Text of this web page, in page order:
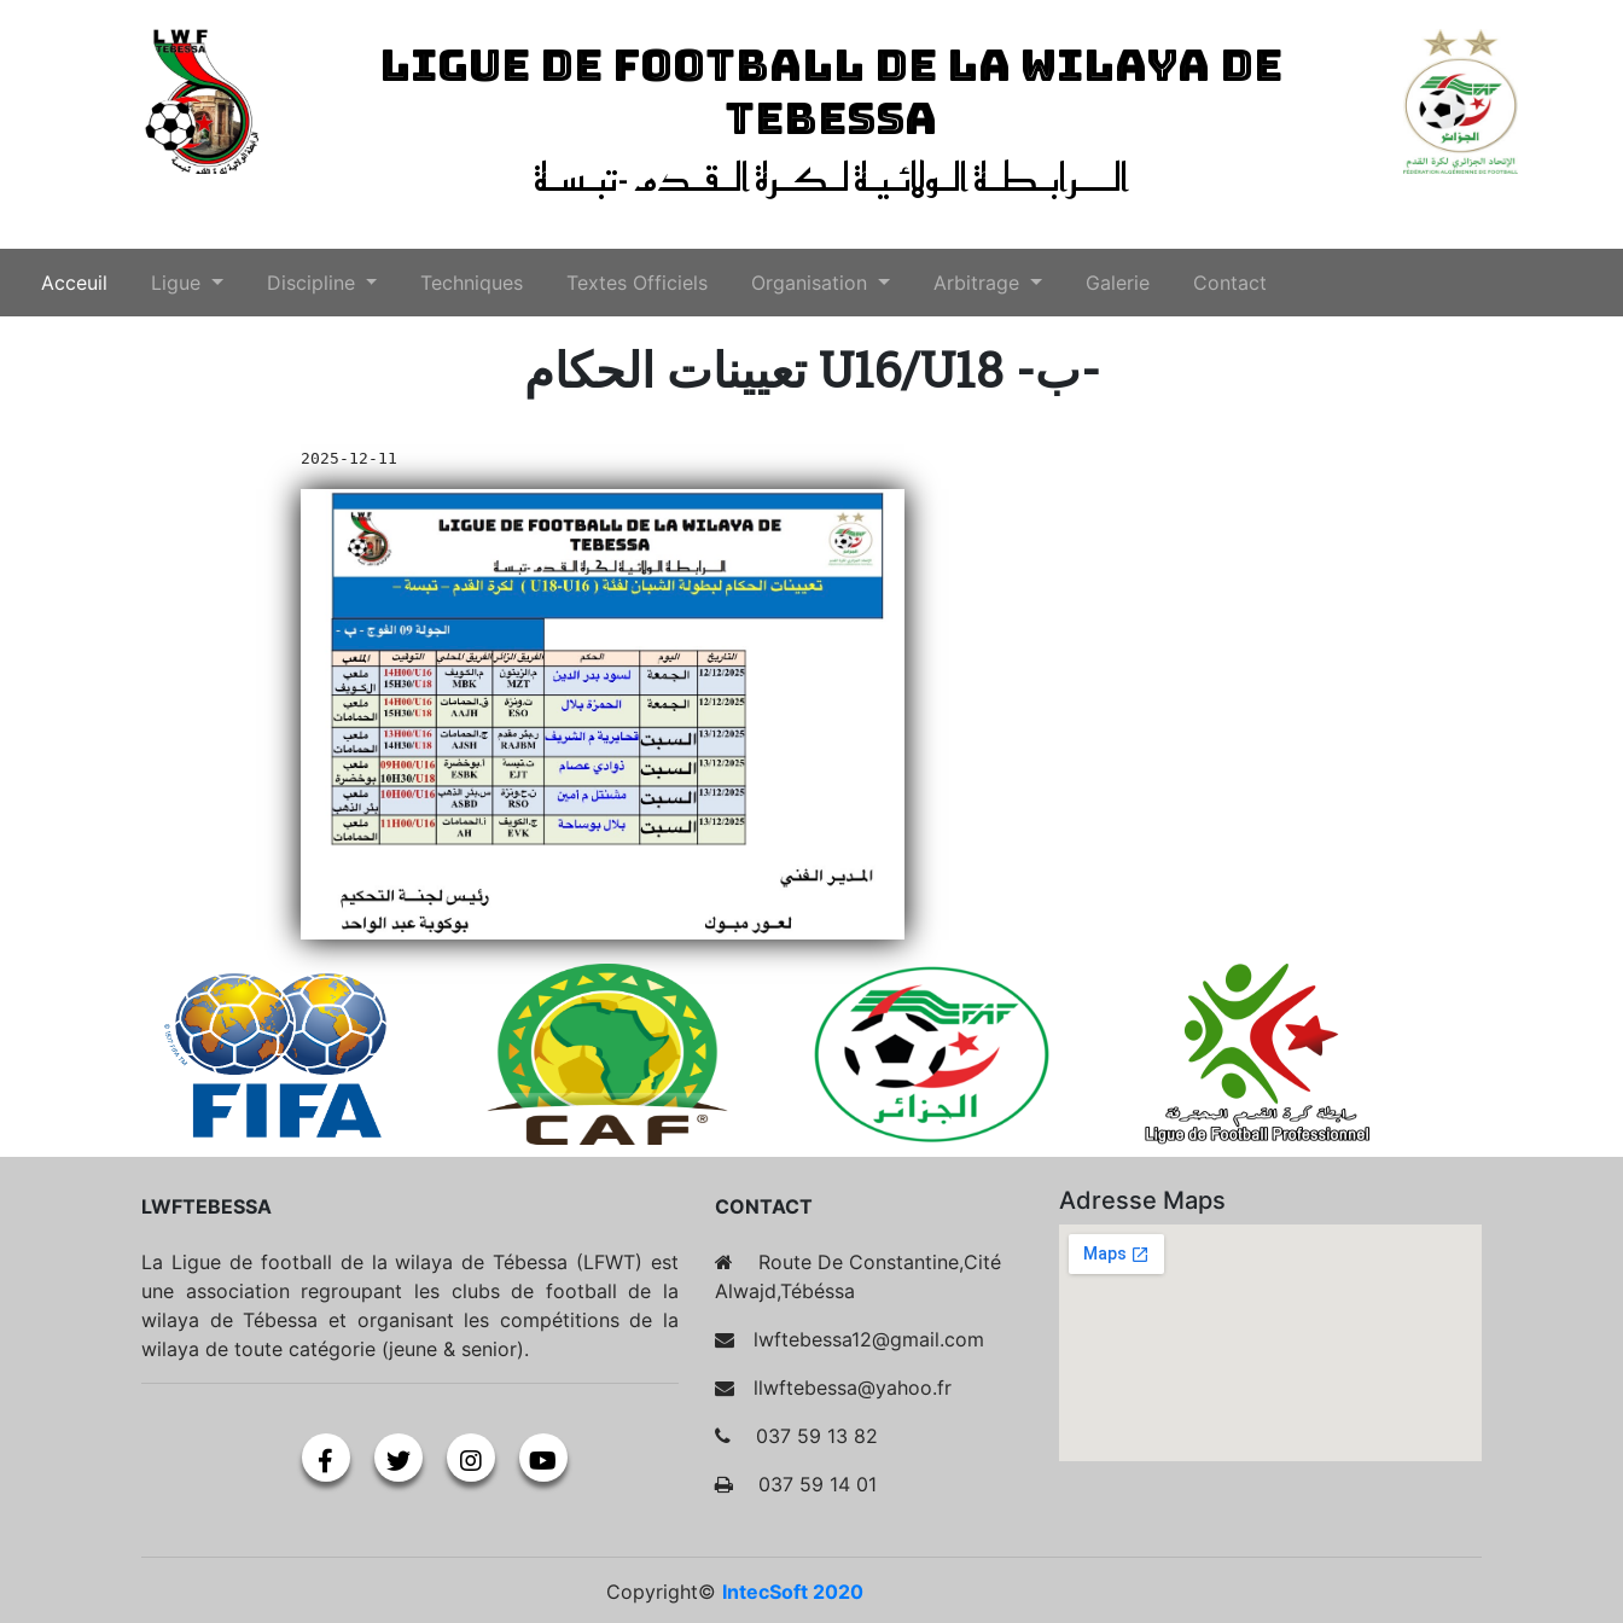
LIGUE DE FOOTBALL DE LA WILAYA DE
TEBESSA
الـــرابـطـة الـولائـيـة لـكـرة الـقـدم -تبـسـة
Acceuil (current)
Ligue Discipline Techniques Textes Officiels Organisation Arbitrage Galerie Contact
تعيينات الحكام U16/U18 -ب-
2025-12-11
LWFTEBESSA
La Ligue de football de la wilaya de Tébessa (LFWT) est
une association regroupant les clubs de football de la
wilaya de Tébessa et organisant les compétitions de la
wilaya de toute catégorie (jeune & senior).
CONTACT
Route De Constantine,Cité
Alwajd,Tébéssa
lwftebessa12@gmail.com
llwftebessa@yahoo.fr
037 59 13 82
037 59 14 01
Adresse Maps
Copyright© IntecSoft 2020